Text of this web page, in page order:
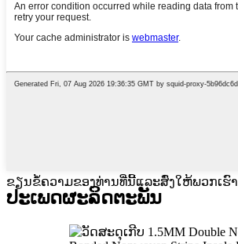
ຂຽນຂໍ້ຄວາມຂອງທ່ານທີ່ນີ້ແລະສົ່ງໃຫ້ພວກເຮົາ
ປະເພດຜະລິດຕະພັນ